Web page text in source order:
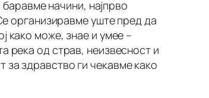
начини, најпрво
организиравме уште пред да
како може, знае и умее –
река од страв, неизвесност и
здравство ги чекавме како